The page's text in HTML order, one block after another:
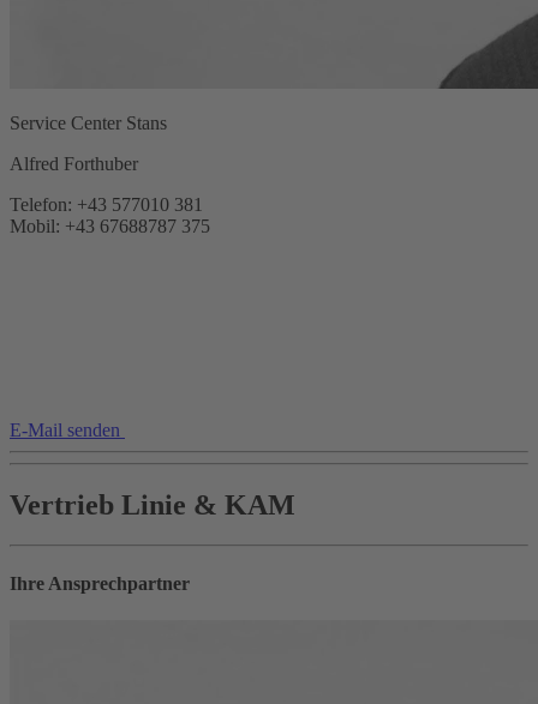
Service Center Stans
Alfred Forthuber
Telefon: +43 577010 381
Mobil: +43 67688787 375
E-Mail senden
Vertrieb Linie & KAM
Ihre Ansprechpartner